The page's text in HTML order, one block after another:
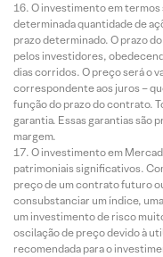
O investimento em termos
determinada quantidade de
prazo determinado. O prazo
pelos investidores,
dias corridos. O preço será o
correspondente aos juros –
função do prazo do contrato.
garantia. Essas garantias são
margem.
O investimento em
patrimoniais significativos.
preço de um contrato futuro
consubstanciar um índice,
um investimento de risco
oscilação de preço devido à
recomendada para o